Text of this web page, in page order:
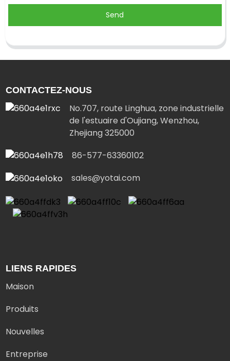
Send
CONTACTEZ-NOUS
No.707, route Linghua, zone industrielle
de l'estuaire d'Oujiang, Wenzhou,
Zhejiang 325000
86-577-63360102
sales@yotai.com
LIENS RAPIDES
Maison
Produits
Nouvelles
Entreprise